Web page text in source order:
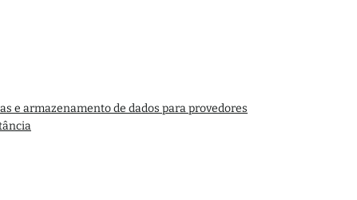
e armazenamento de dados para provedores